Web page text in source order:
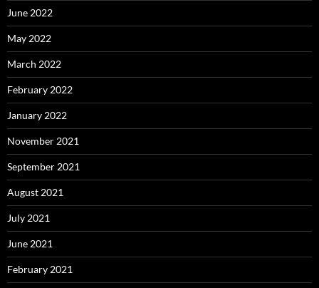
June 2022
May 2022
March 2022
February 2022
January 2022
November 2021
September 2021
August 2021
July 2021
June 2021
February 2021